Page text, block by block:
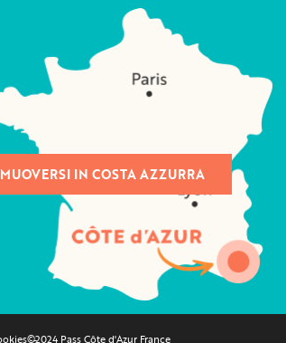
IN COSTA AZZURRA
©2024 Pass Côte d'Azur France